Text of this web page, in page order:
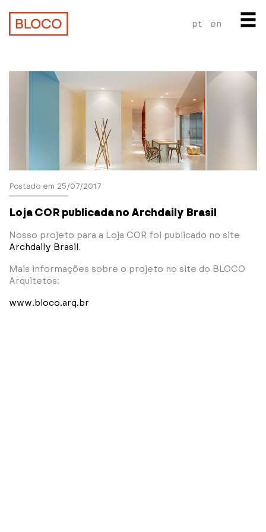
pt en
Postado em 25/07/2017
Loja COR publicada no Archdaily Brasil
Nosso projeto para a Loja COR foi publicado no site
Archdaily Brasil.
Mais informações sobre o projeto no site do BLOCO
Arquitetos:
www.bloco.arq.br